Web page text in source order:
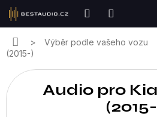
Přejít
obsah
DomůVýběr podle vašeho vozu
(2015-)
Audio pro